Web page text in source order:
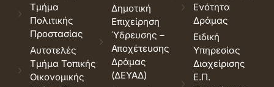
Τμήμα
Πολιτικής
Προστασίας
Αυτοτελές
Τμήμα Τοπικής
Οικονομικής
Δημοτική
Επιχείρηση
Ύδρευσης –
Αποχέτευσης
Δράμας
(ΔΕΥΑΔ)
Ενότητα
Δράμας
Ειδική
Υπηρεσίας
Διαχείρισης
Ε.Π.